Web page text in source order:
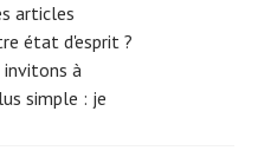
articles
état d'esprit ?
invitons à
simple : je